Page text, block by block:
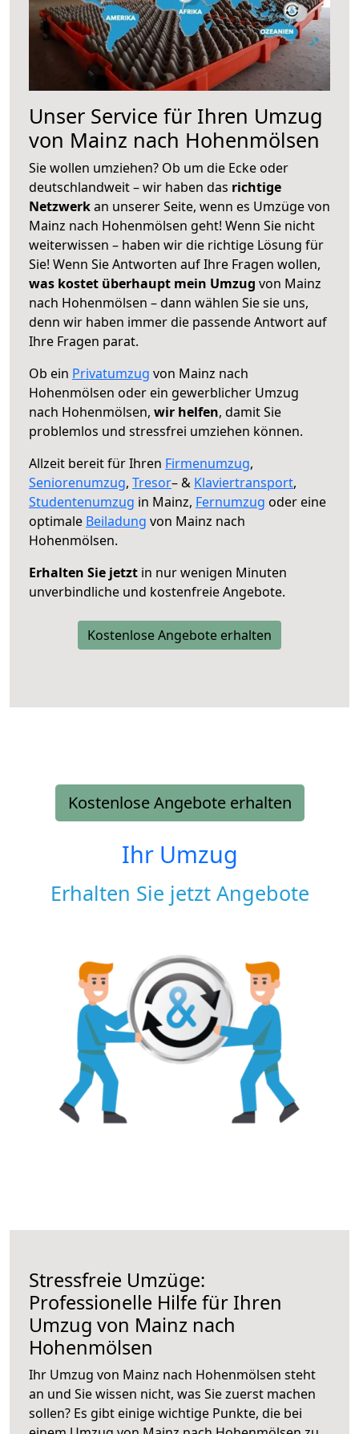
Unser Service für Ihren Umzug
von Mainz nach Hohenmölsen
Sie wollen umziehen? Ob um die Ecke oder
deutschlandweit – wir haben das richtige
Netzwerkan unserer Seite, wenn es Umzüge von
Mainz nach Hohenmölsen geht! Wenn Sie nicht
weiterwissen – haben wir die richtige Lösung für
Sie! Wenn Sie Antworten auf Ihre Fragen wollen,
was kostet überhaupt mein Umzug von Mainz
nach Hohenmölsen – dann wählen Sie sie uns,
denn wir haben immer die passende Antwort auf
Ihre Fragen parat.
Ob ein Privatumzug von Mainz nach
Hohenmölsen oder ein gewerblicher Umzug
nach Hohenmölsen, wir helfen, damit Sie
problemlos und stressfrei umziehen können.
Allzeit bereit für Ihren Firmenumzug,
Seniorenumzug, Tresor– & Klaviertransport,
Studentenumzug in Mainz, Fernumzug oder eine
optimale Beiladung von Mainz nach
Hohenmölsen.
Erhalten Sie jetzt in nur wenigen Minuten
unverbindliche und kostenfreie Angebote.
Kostenlose Angebote erhalten
Kostenlose Angebote erhalten
Ihr Umzug
Erhalten Sie jetzt Angebote
Stressfreie Umzüge:
Professionelle Hilfe für Ihren
Umzug von Mainz nach
Hohenmölsen
Ihr Umzug von Mainz nach Hohenmölsen steht
an und Sie wissen nicht, was Sie zuerst machen
sollen? Es gibt einige wichtige Punkte, die bei